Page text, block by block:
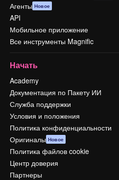
Агенты Новое
API
Мобильное приложение
Все инструменты Magnific
Начать
Academy
Документация по Пакету ИИ
Служба поддержки
Условия и положения
Политика конфиденциальности
Оригиналы Новое
Политика файлов cookie
Центр доверия
Партнеры